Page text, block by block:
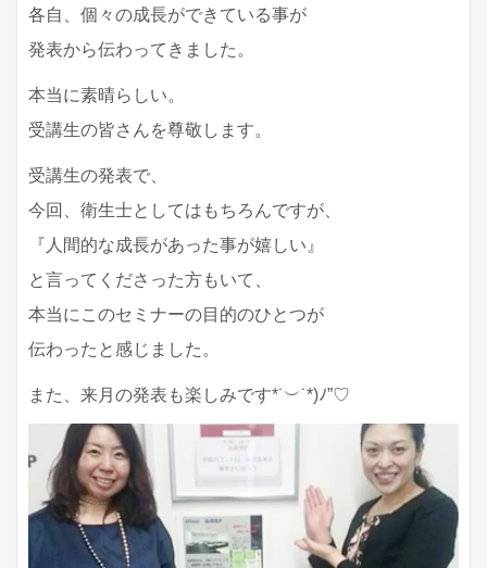
各自、個々の成長ができている事が
発表から伝わってきました。
本当に素晴らしい。
受講生の皆さんを尊敬します。
受講生の発表で、
今回、衛生士としてはもちろんですが、
『人間的な成長があった事が嬉しい』
と言ってくださった方もいて、
本当にこのセミナーの目的のひとつが
伝わったと感じました。
また、来月の発表も楽しみです*˙︶˙*)ﾉ”♡